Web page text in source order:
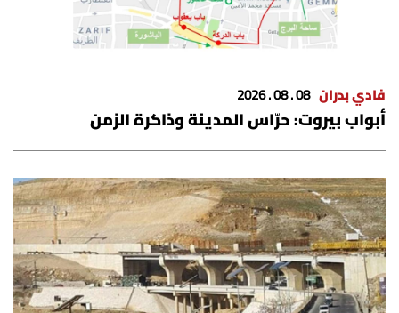
فادي بدران 08 . 08 . 2026
أبواب بيروت: حرّاس المدينة وذاكرة الزمن